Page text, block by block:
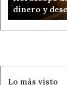
dinero y
Lo más visto